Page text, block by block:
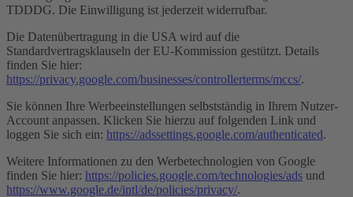
TDDDG. Die Einwilligung ist jederzeit widerrufbar.
Die Datenübertragung in die USA wird auf die
Standardvertragsklauseln der EU-Kommission gestützt. Details
finden Sie hier:
https://privacy.google.com/businesses/controllerterms/mccs/.
Sie können Ihre Werbeeinstellungen selbstständig in Ihrem Nutzer-
Account anpassen. Klicken Sie hierzu auf folgenden Link und
loggen Sie sich ein: https://adssettings.google.com/authenticated.
Weitere Informationen zu den Werbetechnologien von Google
finden Sie hier: https://policies.google.com/technologies/ads und
https://www.google.de/intl/de/policies/privacy/.